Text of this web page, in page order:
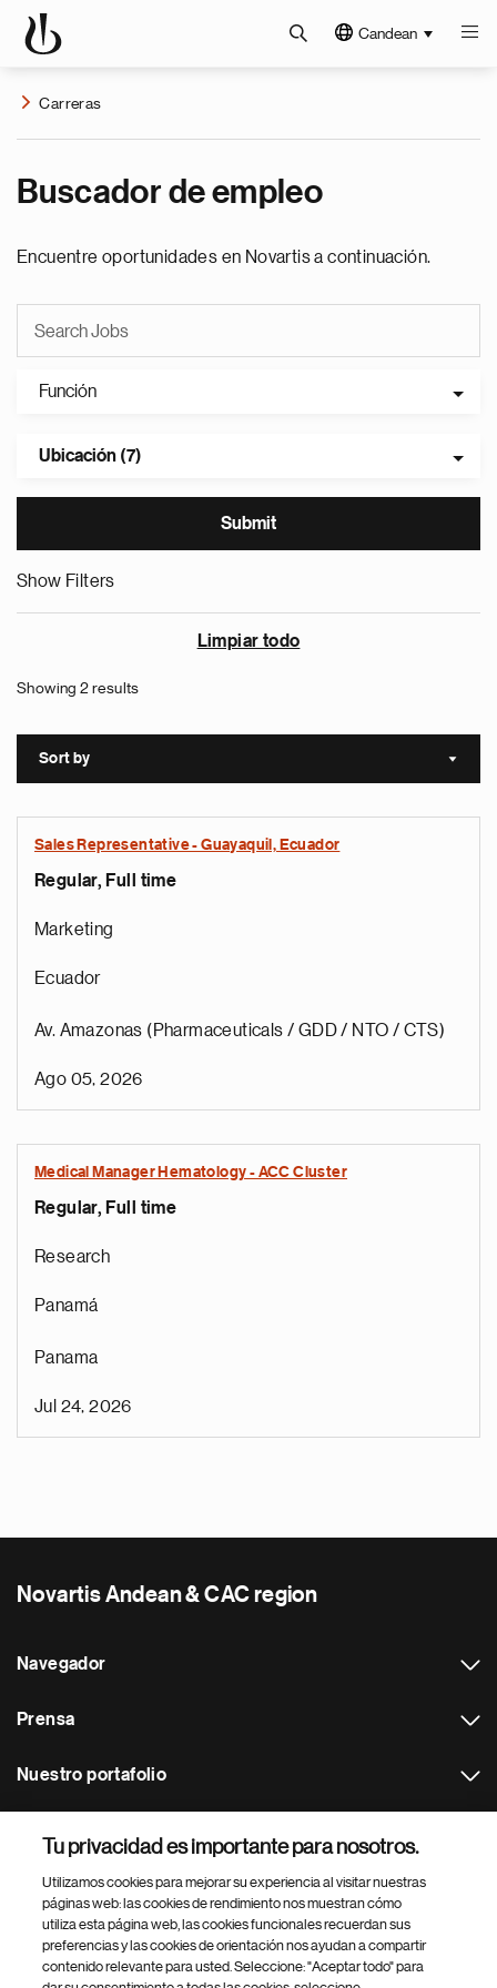
Candean
Carreras
Buscador de empleo
Encuentre oportunidades en Novartis a continuación.
Función
Ubicación (7)
Show Filters
Limpiar todo
Showing 2 results
Sort by Sort
Sales Representative - Guayaquil, Ecuador
Regular, Full time
Marketing
Ecuador
Av. Amazonas (Pharmaceuticals / GDD / NTO / CTS)
Ago 05, 2026
Medical Manager Hematology - ACC Cluster
Regular, Full time
Research
Panamá
Panama
Jul 24, 2026
Novartis Andean & CAC region
Navegador
Prensa
Nuestro portafolio
Footer Site Search
Tu privacidad es importante para nosotros.
Utilizamos cookies para mejorar su experiencia al visitar nuestras
páginas web: las cookies de rendimiento nos muestran cómo
utiliza esta página web, las cookies funcionales recuerdan sus
preferencias y las cookies de orientación nos ayudan a compartir
contenido relevante para usted. Seleccione: "Aceptar todo" para